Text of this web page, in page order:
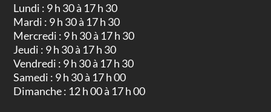
Lundi : 9 h 30 à 17 h 30
Mardi : 9 h 30 à 17 h 30
Mercredi : 9 h 30 à 17 h 30
Jeudi : 9 h 30 à 17 h 30
Vendredi : 9 h 30 à 17 h 30
Samedi : 9 h 30 à 17 h 00
Dimanche : 12 h 00 à 17 h 00